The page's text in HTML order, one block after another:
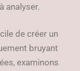
analyser.
de créer un
bruyant
examinons